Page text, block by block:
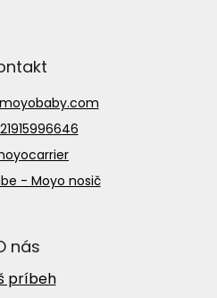
moyobaby.com
- Moyo nosič
nás
príbeh